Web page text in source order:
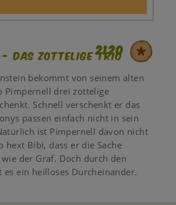
2120
- Das zottelige Trio
bekommt von seinem alten
Pimpernell drei zottelige
Schnell verschenkt er das
passen einfach nicht in sein
ist Pimpernell davon nicht
hext Bibi, dass er die Sache
der Graf. Doch durch den
es ein heilloses Durcheinander.